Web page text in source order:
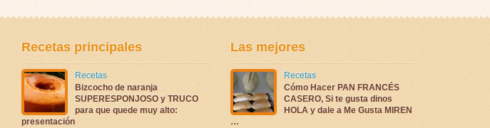
Recetas principales
Recetas
Bizcocho de naranja
SUPERESPONJOSO y TRUCO
para que quede muy alto:
presentación
Las mejores
Recetas
Cómo Hacer PAN FRANCÉS
CASERO, Si te gusta dinos
HOLA y dale a Me Gusta MIREN
…